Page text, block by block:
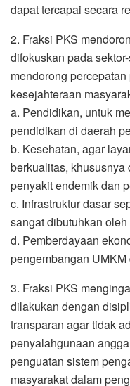
dapat tercapai secara
2. Fraksi PKS
difokuskan pada
mendorong
kesejahteraan
a. Pendidikan, untuk
pendidikan di daerah
b. Kesehatan, agar
berkualitas,
penyakit endemik dan
c. Infrastruktur dasar
sangat dibutuhkan
d. Pemberdayaan
pengembangan
3. Fraksi PKS
dilakukan dengan
transparan agar tidak
penyalahgunaan
penguatan sistem
masyarakat dalam